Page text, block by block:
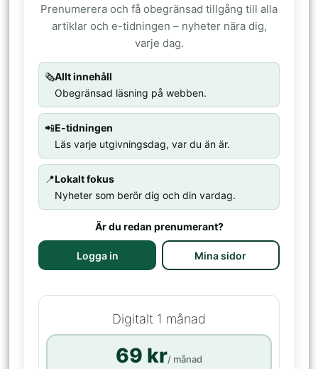
Prenumerera och få obegränsad tillgång till alla
artiklar och e-tidningen – nyheter nära dig,
varje dag.
🗞️Allt innehåll
Obegränsad läsning på webben.
📲E-tidningen
Läs varje utgivningsdag, var du än är.
📍Lokalt fokus
Nyheter som berör dig och din vardag.
Är du redan prenumerant?
Logga in Mina sidor
Digitalt 1 månad
69 kr/ månad